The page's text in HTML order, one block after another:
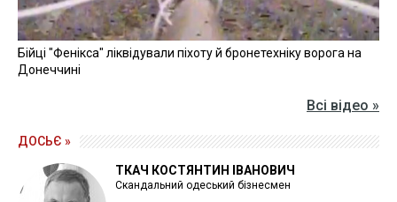
Бійці "Фенікса" ліквідували піхоту й бронетехніку ворога на
Донеччині
Всі відео »
ДОСЬЄ »
ТКАЧ КОСТЯНТИН ІВАНОВИЧ
Скандальний одеський бізнесмен